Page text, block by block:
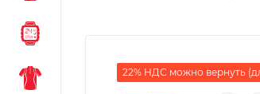
22% НДС можно вернуть